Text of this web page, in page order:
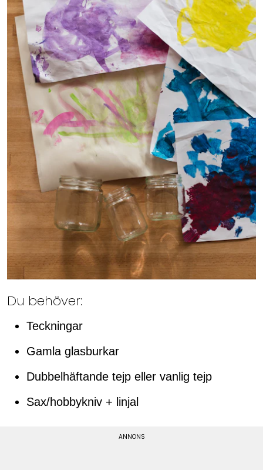
Du behöver:
Teckningar
Gamla glasburkar
Dubbelhäftande tejp eller vanlig tejp
Sax/hobbykniv + linjal